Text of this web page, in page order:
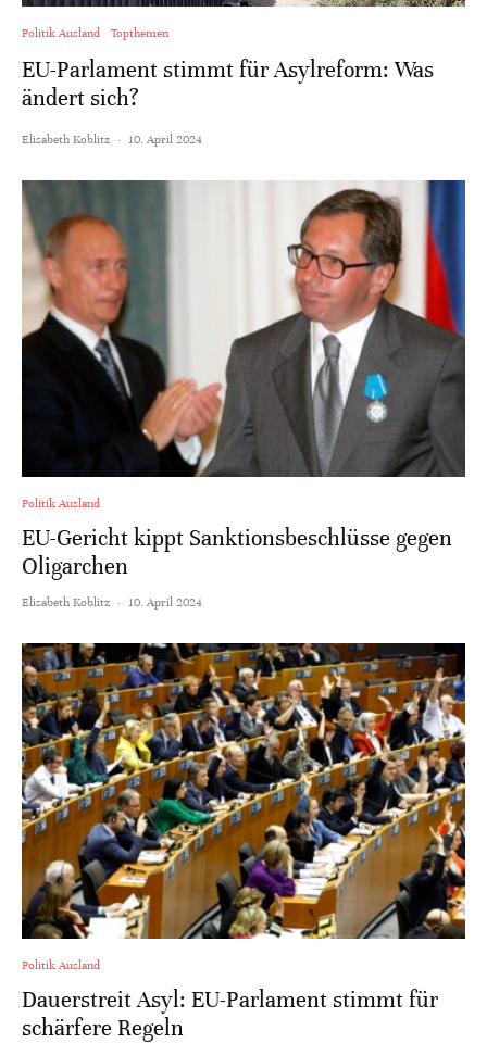
Politik Ausland Topthemen
EU-Parlament stimmt für Asylreform: Was
ändert sich?
Elisabeth Koblitz · 10. April 2024
Politik Ausland
EU-Gericht kippt Sanktionsbeschlüsse gegen
Oligarchen
Elisabeth Koblitz · 10. April 2024
Politik Ausland
Dauerstreit Asyl: EU-Parlament stimmt für
schärfere Regeln